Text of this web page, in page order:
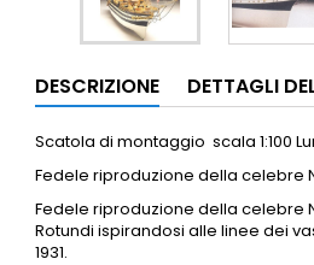
DESCRIZIONE DETTAGLI
Scatola di montaggio scala 1:100
Fedele riproduzione della celebre
Fedele riproduzione della celebre
Rotundi ispirandosi alle linee dei
1931.